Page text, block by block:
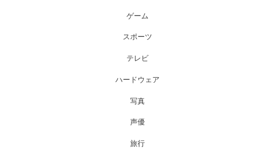
ゲーム
スポーツ
テレビ
ハードウェア
写真
声優
旅行